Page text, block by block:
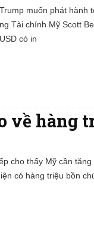
muốn phát hành
Tài chính Mỹ Scott
có in
về hàng
cho thấy Mỹ cần
có hàng triệu bồn